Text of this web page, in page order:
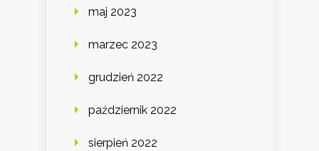
maj 2023
marzec 2023
grudzień 2022
październik 2022
sierpień 2022